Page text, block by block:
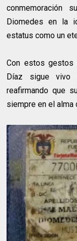
conmemoración
Diomedes en la
estatus como un
Con estos gestos
Díaz sigue vivo
reafirmando que
siempre en el alma